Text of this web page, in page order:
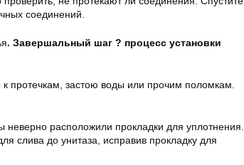
соединений.
. Завершальный шаг ? процесс установки
протечкам, застою воды или прочим поломкам.
неверно расположили прокладки для уплотнения.
слива до унитаза, исправив прокладку для